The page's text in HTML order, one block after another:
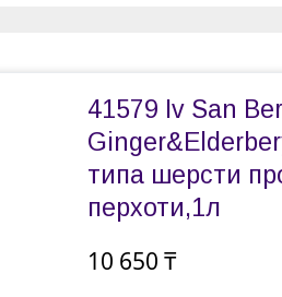
41579 Iv San
типа шерсти
перхоти,1л
10 650 ₸